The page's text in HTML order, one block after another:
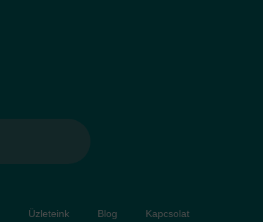
Üzleteink Blog Kapcsolat